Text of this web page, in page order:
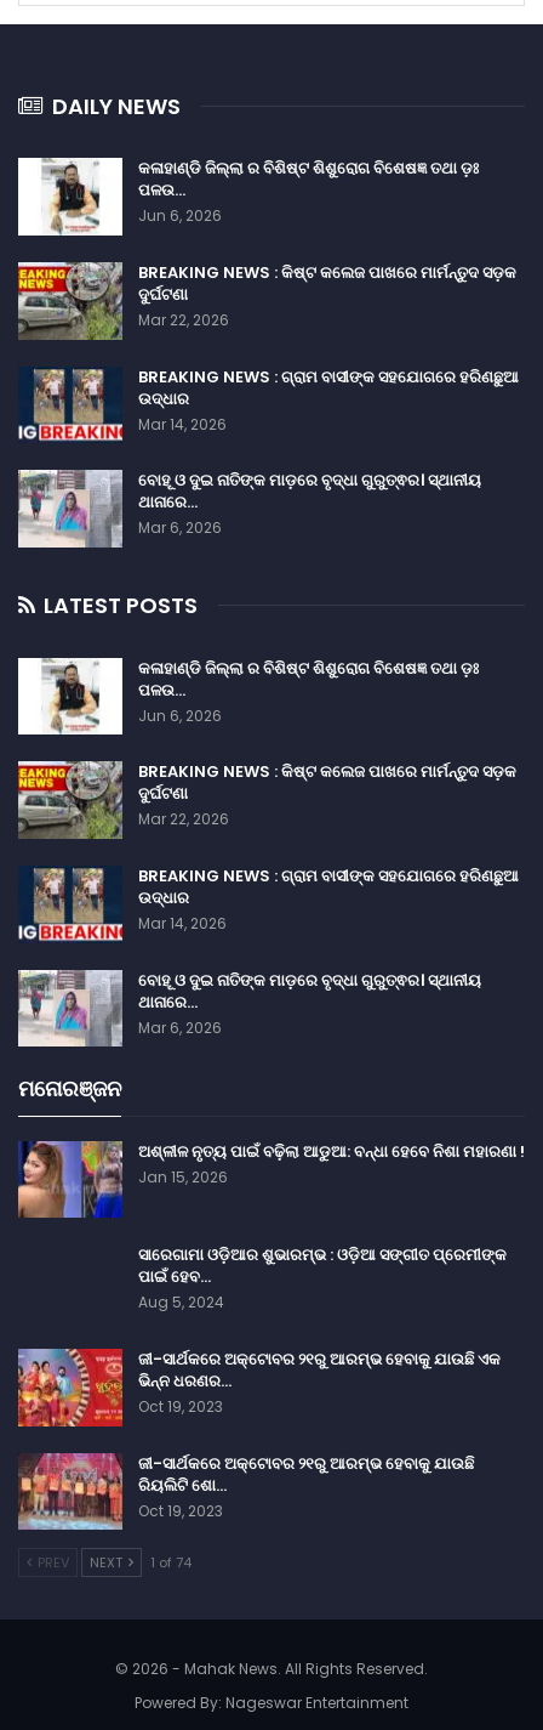
DAILY NEWS
କଳାହାଣ୍ଡି ଜିଲ୍ଲା ର ବିଶିଷ୍ଟ ଶିଶୁରୋଗ ବିଶେଷଜ୍ଞ ତଥା ଡ଼ଃ
ପଳଉ…
Jun 6, 2026
BREAKING NEWS : କିଷ୍ଟ କଲେଜ ପାଖରେ ମାର୍ମନ୍ତୁଦ ସଡ଼କ
ଦୁର୍ଘଟଣା
Mar 22, 2026
BREAKING NEWS : ଗ୍ରାମ ବାସୀଙ୍କ ସହଯୋଗରେ ହରିଣଛୁଆ
ଉଦ୍ଧାର
Mar 14, 2026
ବୋହୂ ଓ ଦୁଇ ନାତିଙ୍କ ମାଡ଼ରେ ବୃଦ୍ଧା ଗୁରୁତ୍ଵର। ସ୍ଥାନୀୟ
ଥାନାରେ…
Mar 6, 2026
LATEST POSTS
କଳାହାଣ୍ଡି ଜିଲ୍ଲା ର ବିଶିଷ୍ଟ ଶିଶୁରୋଗ ବିଶେଷଜ୍ଞ ତଥା ଡ଼ଃ
ପଳଉ…
Jun 6, 2026
BREAKING NEWS : କିଷ୍ଟ କଲେଜ ପାଖରେ ମାର୍ମନ୍ତୁଦ ସଡ଼କ
ଦୁର୍ଘଟଣା
Mar 22, 2026
BREAKING NEWS : ଗ୍ରାମ ବାସୀଙ୍କ ସହଯୋଗରେ ହରିଣଛୁଆ
ଉଦ୍ଧାର
Mar 14, 2026
ବୋହୂ ଓ ଦୁଇ ନାତିଙ୍କ ମାଡ଼ରେ ବୃଦ୍ଧା ଗୁରୁତ୍ଵର। ସ୍ଥାନୀୟ
ଥାନାରେ…
Mar 6, 2026
ମନୋରଞ୍ଜନ
ଅଶ୍ଳୀଳ ନୃତ୍ୟ ପାଇଁ ବଢ଼ିଲା ଆଡୁଆ: ବନ୍ଧା ହେବେ ନିଶା ମହାରଣା !
Jan 15, 2026
ସାରେଗାମା ଓଡ଼ିଆର ଶୁଭାରମ୍ଭ : ଓଡ଼ିଆ ସଙ୍ଗୀତ ପ୍ରେମୀଙ୍କ
ପାଇଁ ହେବ…
Aug 5, 2024
ଜୀ-ସାର୍ଥକରେ ଅକ୍ଟୋବର ୨୧ରୁ ଆରମ୍ଭ ହେବାକୁ ଯାଉଛି ଏକ
ଭିନ୍ନ ଧରଣର…
Oct 19, 2023
ଜୀ-ସାର୍ଥକରେ ଅକ୍ଟୋବର ୨୧ରୁ ଆରମ୍ଭ ହେବାକୁ ଯାଉଛି
ରିୟଲିଟି ଶୋ…
Oct 19, 2023
PREV NEXT 1 of 74
© 2026 - Mahak News. All Rights Reserved.
Powered By: Nageswar Entertainment